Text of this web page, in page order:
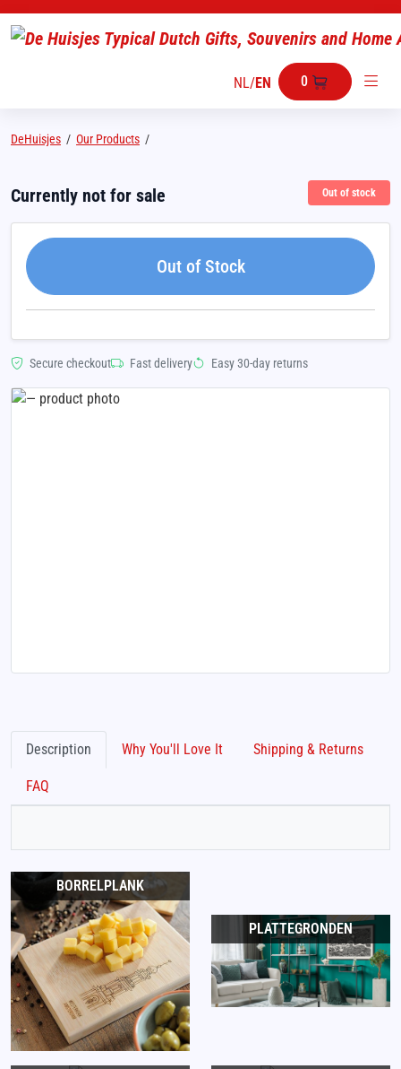
NL/EN 0
DeHuisjes / Our Products /
Currently not for sale Out of stock
Out of Stock
Secure checkout Fast delivery Easy 30-day returns
Description Why You'll Love It Shipping & Returns
FAQ
BORRELPLANK
PLATTEGRONDEN